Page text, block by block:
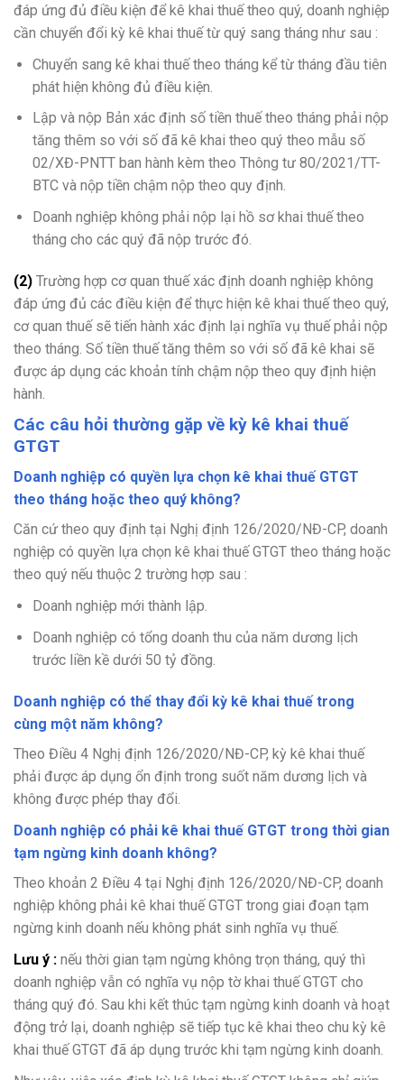
đáp ứng đủ điều kiện để kê khai thuế theo quý, doanh nghiệp
cần chuyển đổi kỳ kê khai thuế từ quý sang tháng như sau :
Chuyển sang kê khai thuế theo tháng kể từ tháng đầu tiên
phát hiện không đủ điều kiện.
Lập và nộp Bản xác định số tiền thuế theo tháng phải nộp
tăng thêm so với số đã kê khai theo quý theo mẫu số
02/XĐ-PNTT ban hành kèm theo Thông tư 80/2021/TT-
BTC và nộp tiền chậm nộp theo quy định.
Doanh nghiệp không phải nộp lại hồ sơ khai thuế theo
tháng cho các quý đã nộp trước đó.
(2) Trường hợp cơ quan thuế xác định doanh nghiệp không
đáp ứng đủ các điều kiện để thực hiện kê khai thuế theo quý,
cơ quan thuế sẽ tiến hành xác định lại nghĩa vụ thuế phải nộp
theo tháng. Số tiền thuế tăng thêm so với số đã kê khai sẽ
được áp dụng các khoản tính chậm nộp theo quy định hiện
hành.
Các câu hỏi thường gặp về kỳ kê khai thuế
GTGT
Doanh nghiệp có quyền lựa chọn kê khai thuế GTGT
theo tháng hoặc theo quý không?
Căn cứ theo quy định tại Nghị định 126/2020/NĐ-CP, doanh
nghiệp có quyền lựa chọn kê khai thuế GTGT theo tháng hoặc
theo quý nếu thuộc 2 trường hợp sau :
Doanh nghiệp mới thành lập.
Doanh nghiệp có tổng doanh thu của năm dương lịch
trước liền kề dưới 50 tỷ đồng.
Doanh nghiệp có thể thay đổi kỳ kê khai thuế trong
cùng một năm không?
Theo Điều 4 Nghị định 126/2020/NĐ-CP, kỳ kê khai thuế
phải được áp dụng ổn định trong suốt năm dương lịch và
không được phép thay đổi.
Doanh nghiệp có phải kê khai thuế GTGT trong thời gian
tạm ngừng kinh doanh không?
Theo khoản 2 Điều 4 tại Nghị định 126/2020/NĐ-CP, doanh
nghiệp không phải kê khai thuế GTGT trong giai đoạn tạm
ngừng kinh doanh nếu không phát sinh nghĩa vụ thuế.
Lưu ý : nếu thời gian tạm ngừng không trọn tháng, quý thì
doanh nghiệp vẫn có nghĩa vụ nộp tờ khai thuế GTGT cho
tháng quý đó. Sau khi kết thúc tạm ngừng kinh doanh và hoạt
động trở lại, doanh nghiệp sẽ tiếp tục kê khai theo chu kỳ kê
khai thuế GTGT đã áp dụng trước khi tạm ngừng kinh doanh.